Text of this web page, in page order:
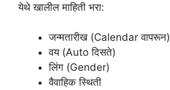
येथे खालील माहिती भरा:
जन्मतारीख (Calendar वापरून)
वय (Auto दिसते)
लिंग (Gender)
वैवाहिक स्थिती